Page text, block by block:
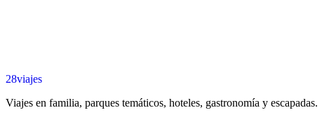
28viajes
Viajes en familia, parques temáticos, hoteles, gastronomía y escapadas.